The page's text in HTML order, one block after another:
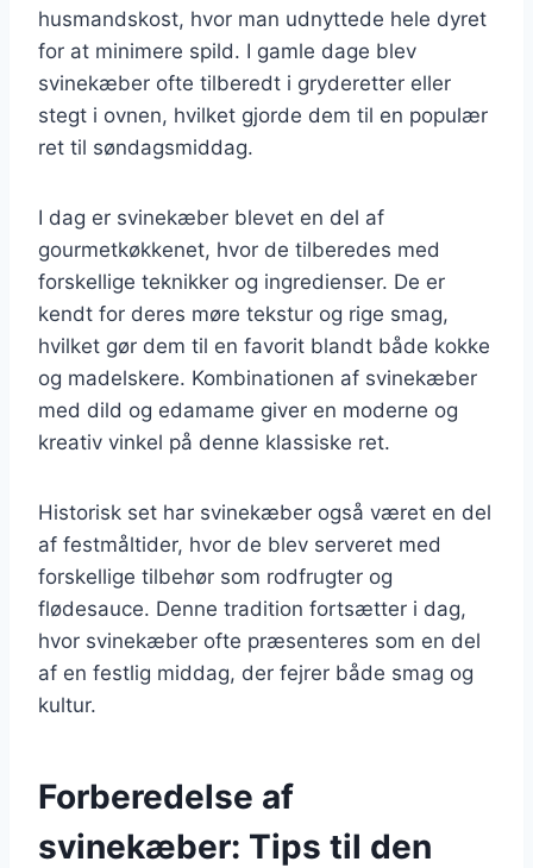
husmandskost, hvor man udnyttede hele dyret
for at minimere spild. I gamle dage blev
svinekæber ofte tilberedt i gryderetter eller
stegt i ovnen, hvilket gjorde dem til en populær
ret til søndagsmiddag.
I dag er svinekæber blevet en del af
gourmetkøkkenet, hvor de tilberedes med
forskellige teknikker og ingredienser. De er
kendt for deres møre tekstur og rige smag,
hvilket gør dem til en favorit blandt både kokke
og madelskere. Kombinationen af svinekæber
med dild og edamame giver en moderne og
kreativ vinkel på denne klassiske ret.
Historisk set har svinekæber også været en del
af festmåltider, hvor de blev serveret med
forskellige tilbehør som rodfrugter og
flødesauce. Denne tradition fortsætter i dag,
hvor svinekæber ofte præsenteres som en del
af en festlig middag, der fejrer både smag og
kultur.
Forberedelse af
svinekæber: Tips til den